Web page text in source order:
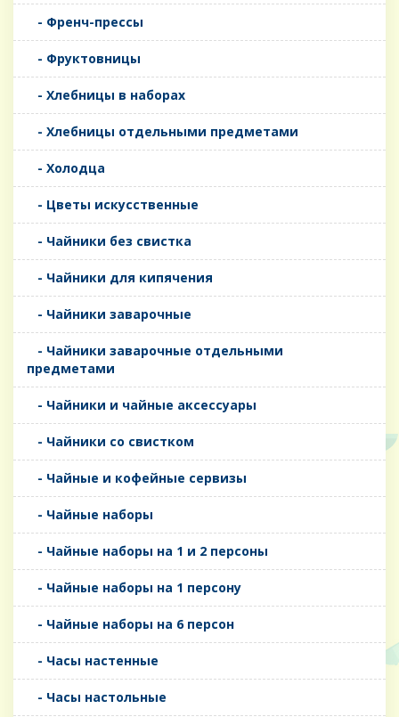
- Френч-прессы
- Фруктовницы
- Хлебницы в наборах
- Хлебницы отдельными предметами
- Холодца
- Цветы искусственные
- Чайники без свистка
- Чайники для кипячения
- Чайники заварочные
- Чайники заварочные отдельными
предметами
- Чайники и чайные аксессуары
- Чайники со свистком
- Чайные и кофейные сервизы
- Чайные наборы
- Чайные наборы на 1 и 2 персоны
- Чайные наборы на 1 персону
- Чайные наборы на 6 персон
- Часы настенные
- Часы настольные